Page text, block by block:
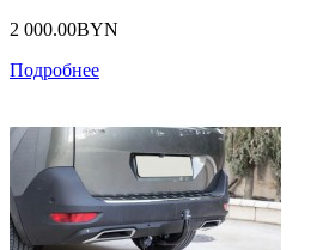
2 000.00BYN
Подробнее